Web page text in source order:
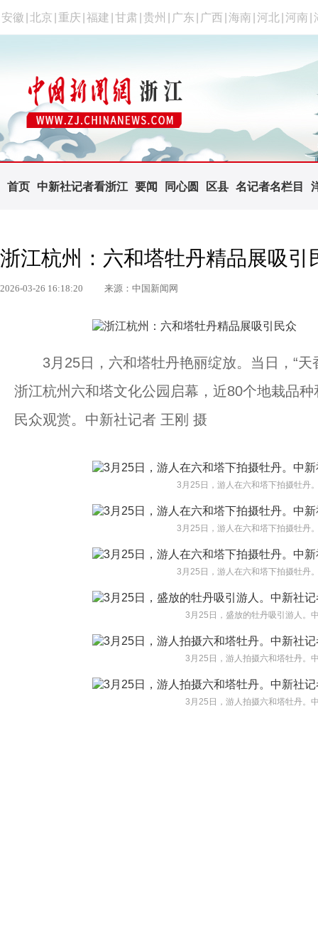
安徽 北京 重庆 福建 甘肃 贵州 广东 广西 海南 河北 河南
首页 中新社记者看浙江 要闻 同心圆 区县 名记者名栏目
浙江杭州：六和塔牡丹精品展吸引
2026-03-26 16:18:20 来源：中国新闻网
3月25日，六和塔牡丹艳丽绽放。当日，“天
浙江杭州六和塔文化公园启幕，近80个地栽品
民众观赏。中新社记者 王刚 摄
3月25日，游人在六和塔下拍摄牡丹
3月25日，游人在六和塔下拍摄牡丹
3月25日，游人在六和塔下拍摄牡丹
3月25日，盛放的牡丹吸引游人。
3月25日，游人拍摄六和塔牡丹。
3月25日，游人拍摄六和塔牡丹。